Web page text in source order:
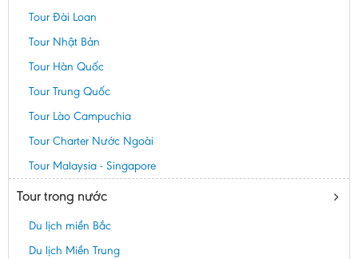
Tour Đài Loan
Tour Nhật Bản
Tour Hàn Quốc
Tour Trung Quốc
Tour Lào Campuchia
Tour Charter Nước Ngoài
Tour Malaysia - Singapore
Tour trong nước
Du lịch miền Bắc
Du lịch Miền Trung